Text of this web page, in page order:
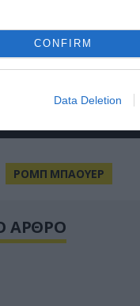
CONFIRM
Data Deletion
ΡΟΜΠ ΜΠΑΟΥΕΡ
ΑΡΘΡΟ